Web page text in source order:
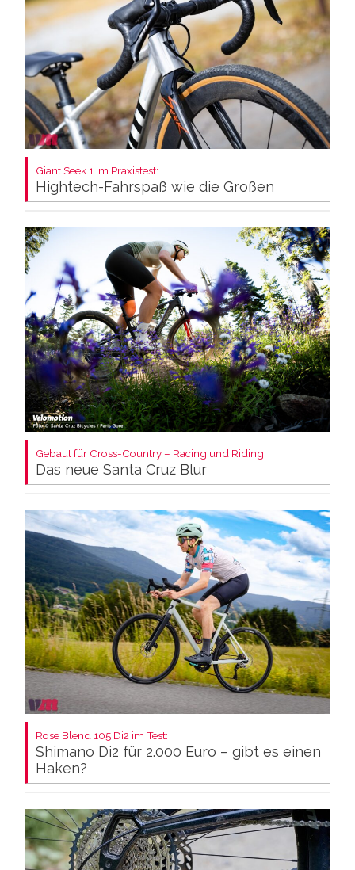
Giant Seek 1 im Praxistest:
Hightech-Fahrspaß wie die Großen
Gebaut für Cross-Country – Racing und Riding:
Das neue Santa Cruz Blur
Rose Blend 105 Di2 im Test:
Shimano Di2 für 2.000 Euro – gibt es einen
Haken?